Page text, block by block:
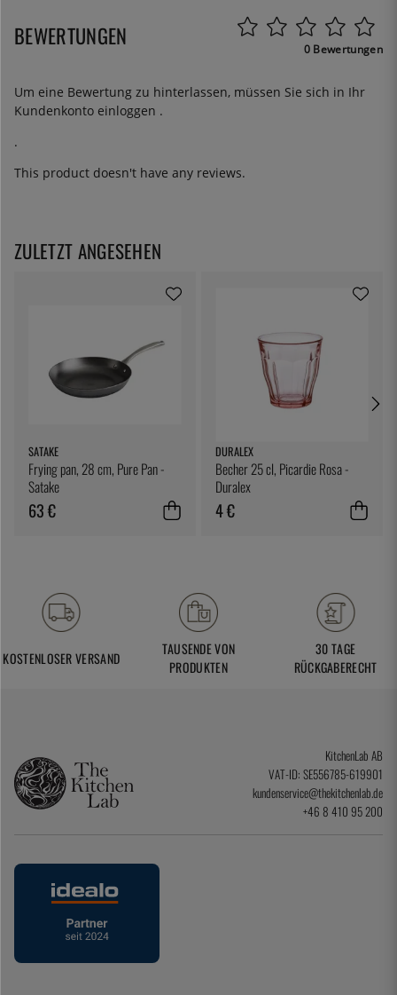
BEWERTUNGEN 0 Bewertungen
Um eine Bewertung zu hinterlassen, müssen Sie sich in Ihr
Kundenkonto einloggen .
.
This product doesn't have any reviews.
ZULETZT ANGESEHEN
SATAKE
Frying pan, 28 cm, Pure Pan -
Satake
63 €
DURALEX
Becher 25 cl, Picardie Rosa -
Duralex
4 €
KOSTENLOSER VERSAND
TAUSENDE VON
PRODUKTEN
30 TAGE
RÜCKGABERECHT
KitchenLab AB
VAT-ID: SE556785-619901
kundenservice@thekitchenlab.de
+46 8 410 95 200